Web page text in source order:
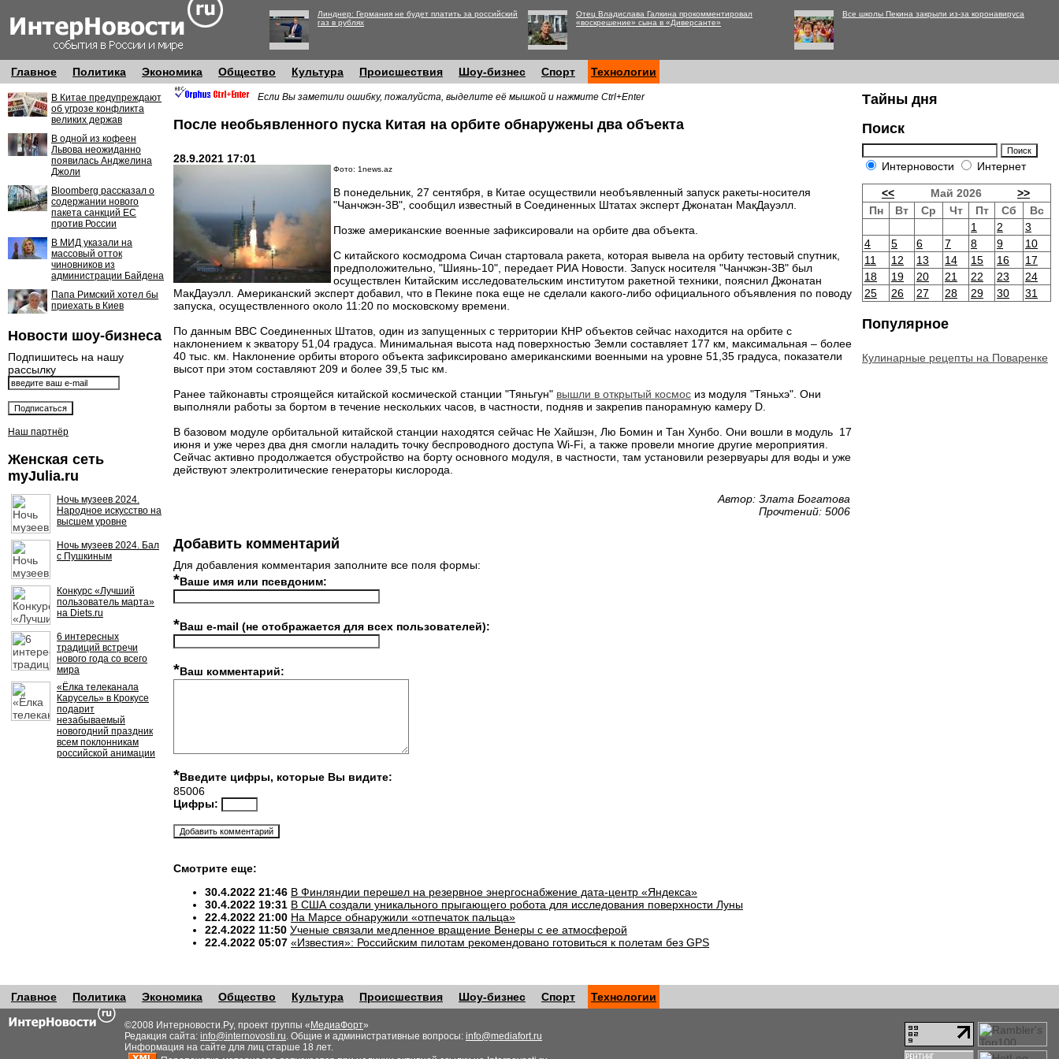
Линднер: Германия не будет платить за российский
газ в рублях
Отец Владислава Галкина прокомментировал
«воскрешение» сына в «Диверсанте»
Все школы Пекина закрыли из-за коронавируса
Главное Политика Экономика Общество Культура Происшествия Шоу-бизнес Спорт Технологии
В Китае предупреждают
об угрозе конфликта
великих держав
В одной из кофеен
Львова неожиданно
появилась Анджелина
Джоли
Bloomberg рассказал о
содержании нового
пакета санкций ЕС
против России
В МИД указали на
массовый отток
чиновников из
администрации Байдена
Папа Римский хотел бы
приехать в Киев
Новости шоу-бизнеса
Подпишитесь на нашу
рассылку
Наш партнёр
Женская сеть
myJulia.ru
Ночь музеев 2024.
Народное искусство на
высшем уровне
Ночь музеев 2024. Бал
с Пушкиным
Конкурс «Лучший
пользователь марта»
на Diets.ru
6 интересных
традиций встречи
нового года со всего
мира
«Ёлка телеканала
Карусель» в Крокусе
подарит
незабываемый
новогодний праздник
всем поклонникам
российской анимации
Если Вы заметили ошибку, пожалуйста, выделите её мышкой и нажмите Ctrl+Enter
После необьявленного пуска Китая на орбите обнаружены два объекта
28.9.2021 17:01
Фото: 1news.az
В понедельник, 27 сентября, в Китае осуществили необъявленный запуск ракеты-носителя
"Чанчжэн-3B", сообщил известный в Соединенных Штатах эксперт Джонатан МакДауэлл.
Позже американские военные зафиксировали на орбите два объекта.
С китайского космодрома Сичан стартовала ракета, которая вывела на орбиту тестовый спутник,
предположительно, "Шиянь-10", передает РИА Новости. Запуск носителя "Чанчжэн-3B" был
осуществлен Китайским исследовательским институтом ракетной техники, пояснил Джонатан
МакДауэлл. Американский эксперт добавил, что в Пекине пока еще не сделали какого-либо официального объявления по поводу
запуска, осуществленного около 11:20 по московскому времени.
По данным ВВС Соединенных Штатов, один из запущенных с территории КНР объектов сейчас находится на орбите с
наклонением к экватору 51,04 градуса. Минимальная высота над поверхностью Земли составляет 177 км, максимальная – более
40 тыс. км. Наклонение орбиты второго объекта зафиксировано американскими военными на уровне 51,35 градуса, показатели
высот при этом составляют 209 и более 39,5 тыс км.
Ранее тайконавты строящейся китайской космической станции "Тяньгун" вышли в открытый космос из модуля "Тяньхэ". Они
выполняли работы за бортом в течение нескольких часов, в частности, подняв и закрепив панорамную камеру D.
В базовом модуле орбитальной китайской станции находятся сейчас Не Хайшэн, Лю Бомин и Тан Хунбо. Они вошли в модуль 17
июня и уже через два дня смогли наладить точку беспроводного доступа Wi-Fi, а также провели многие другие мероприятия.
Сейчас активно продолжается обустройство на борту основного модуля, в частности, там установили резервуары для воды и уже
действуют электролитические генераторы кислорода.
Автор: Злата Богатова
Прочтений: 5006
Добавить комментарий
Для добавления комментария заполните все поля формы:
*Ваше имя или псевдоним:
*Ваш e-mail (не отображается для всех пользователей):
*Ваш комментарий:
*Введите цифры, которые Вы видите:
85006
Цифры:
Смотрите еще:
30.4.2022 21:46 В Финляндии перешел на резервное энергоснабжение дата-центр «Яндекса»
30.4.2022 19:31 В США создали уникального прыгающего робота для исследования поверхности Луны
22.4.2022 21:00 На Марсе обнаружили «отпечаток пальца»
22.4.2022 11:50 Ученые связали медленное вращение Венеры с ее атмосферой
22.4.2022 05:07 «Известия»: Российским пилотам рекомендовано готовиться к полетам без GPS
Тайны дня
Поиск
Интерновости Интернет
<< Май 2026
>>
Пн
Вт Ср Чт Пт Сб
Вс
1
2
3
4
5 6 7 8 9
10
11
12 13 14 15 16
17
18
19 20 21 22 23
24
25
26 27 28 29 30 31
Популярное
Кулинарные рецепты на Поваренке
Главное Политика Экономика Общество Культура Происшествия Шоу-бизнес Спорт Технологии
©2008 Интерновости.Ру, проект группы « МедиаФорт»
Редакция сайта: info@internovosti.ru. Общие и административные вопросы: info@mediafort.ru
Информация на сайте для лиц старше 18 лет.